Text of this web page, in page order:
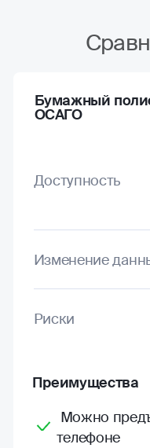
Бумажный
ОСАГО
Доступность
Изменение
Риски
Преимущества
Можно
телефоне